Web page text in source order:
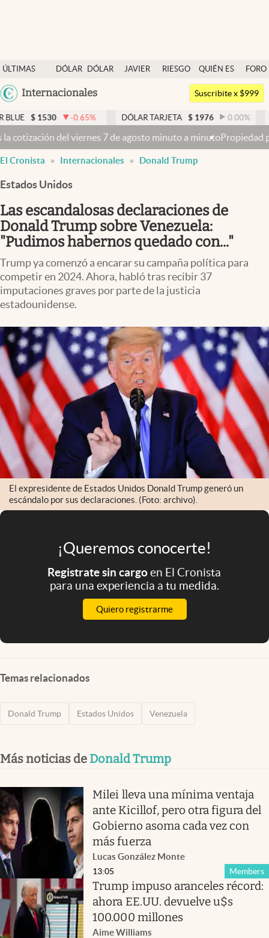
ÚLTIMAS
NOTICIAS
DÓLAR
DÓLAR
JAVIER
RIESGO
QUIÉN ES
QUIÉN
FORO
Argentina
México
USA
Internacionales
Dólar
Members
Economía y Política
Finanzas y Mercados
Mercados Online
Negocios
Columnistas
Otras secciones
Infotechnology
Clase
Mundial 2026
Eventos Corporativos
El Cronista Studio
Mediakit
abre en nueva pestaña
Argentina
Suscribite x $999
-0.65% DÓLAR TARJETA $ 1976 0.00 % DÓLAR MEP
de agosto minuto a minutoPropiedad privada: con cruces y
El Cronista Internacionales Donald Trump
Estados Unidos
Las escandalosas declaraciones de
Donald Trump sobre Venezuela:
"Pudimos habernos quedado con..."
Trump ya comenzó a encarar su campaña política para
competir en 2024. Ahora, habló tras recibir 37
imputaciones graves por parte de la justicia
estadounidense.
El expresidente de Estados Unidos Donald Trump generó un
escándalo por sus declaraciones. (Foto: archivo).
¡Queremos conocerte!
Registrate sin cargoen El Cronista
para una experiencia a tu medida.
Quiero registrarme
Temas relacionados
Donald Trump Estados Unidos Venezuela
Más noticias de Donald Trump
Milei lleva una mínima ventaja
ante Kicillof, pero otra figura del
Gobierno asoma cada vez con
más fuerza
Lucas González Monte
Members
13:05
Trump impuso aranceles récord:
ahora EE.UU. devuelve u$s
100.000 millones
Aime Williams